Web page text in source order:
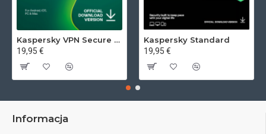
Kaspersky VPN Secure Connection
19,95 €
Kaspersky Standard
19,95 €
Informacja